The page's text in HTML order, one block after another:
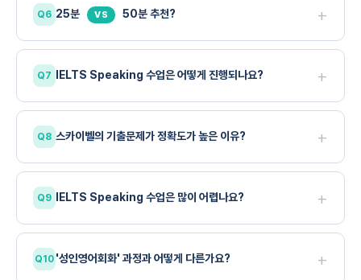
존재 25분 VS 50분 추천? +
IELTS Speaking 수업은 어떻게 진행되나요? +
실제 시험과 유사한 형식으로 연습
스카이벨의 기출문제가 정확도가 높은 이유? +
최신 기출 자료를 기반으로 훈련하는 것이 무엇보다 중요
질문 SET를 폭넓게 수록
IELTS Speaking 수업은 많이 어렵나요? +
'성인영어회화' 과정과 어떻게 다른가요? +